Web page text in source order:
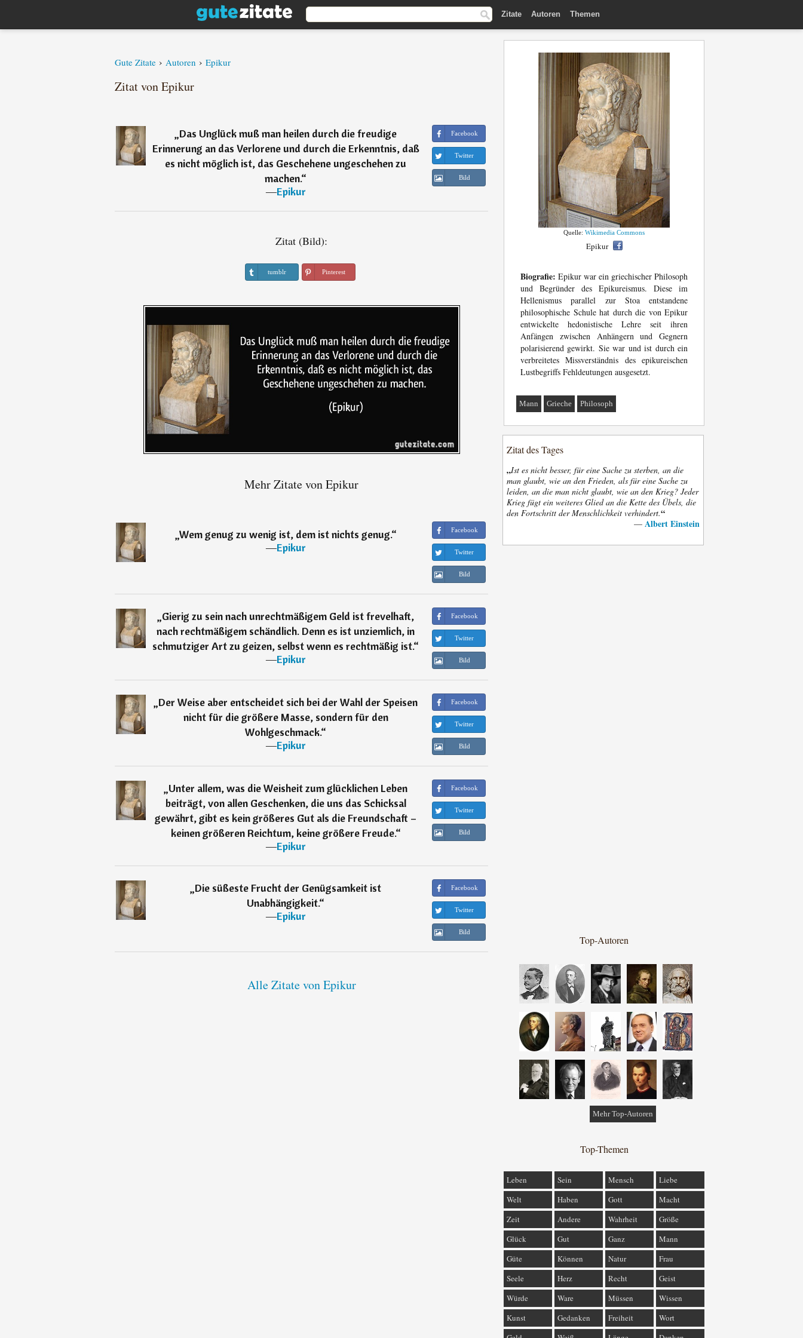
Zitate Autoren Themen
Gute Zitate › Autoren › Epikur
Zitat von Epikur
„Das Unglück muß man heilen durch die freudige
Erinnerung an das Verlorene und durch die Erkenntnis, daß
es nicht möglich ist, das Geschehene ungeschehen zu
machen.“
―Epikur
Facebook
Twitter
Bild
Zitat (Bild):
tumblr Pinterest
Mehr Zitate von Epikur
„Wem genug zu wenig ist, dem ist nichts genug.“
―Epikur
Facebook
Twitter
Bild
„Gierig zu sein nach unrechtmäßigem Geld ist frevelhaft,
nach rechtmäßigem schändlich. Denn es ist unziemlich, in
schmutziger Art zu geizen, selbst wenn es rechtmäßig ist.“
―Epikur
Facebook
Twitter
Bild
„Der Weise aber entscheidet sich bei der Wahl der Speisen
nicht für die größere Masse, sondern für den
Wohlgeschmack.“
―Epikur
Facebook
Twitter
Bild
„Unter allem, was die Weisheit zum glücklichen Leben
beiträgt, von allen Geschenken, die uns das Schicksal
gewährt, gibt es kein größeres Gut als die Freundschaft –
keinen größeren Reichtum, keine größere Freude.“
―Epikur
Facebook
Twitter
Bild
„Die süßeste Frucht der Genügsamkeit ist
Unabhängigkeit.“
―Epikur
Facebook
Twitter
Bild
Alle Zitate von Epikur
Quelle: Wikimedia Commons
Epikur
Biografie: Epikur war ein griechischer Philosoph
und Begründer des Epikureismus. Diese im
Hellenismus parallel zur Stoa entstandene
philosophische Schule hat durch die von Epikur
entwickelte hedonistische Lehre seit ihren
Anfängen zwischen Anhängern und Gegnern
polarisierend gewirkt. Sie war und ist durch ein
verbreitetes Missverständnis des epikureischen
Lustbegriffs Fehldeutungen ausgesetzt.
Mann Grieche Philosoph
Zitat des Tages
„Ist es nicht besser, für eine Sache zu sterben, an die
man glaubt, wie an den Frieden, als für eine Sache zu
leiden, an die man nicht glaubt, wie an den Krieg? Jeder
Krieg fügt ein weiteres Glied an die Kette des Übels, die
den Fortschritt der Menschlichkeit verhindert.“
— Albert Einstein
Top-Autoren
Mehr Top-Autoren
Top-Themen
Leben Sein Mensch
Liebe
Welt
Haben Gott
Macht
Zeit
Andere Wahrheit
Größe
Glück
Gut Ganz
Mann
Güte
Können Natur
Frau
Seele
Herz Recht
Geist
Würde
Ware Müssen
Wissen
Kunst
Gedanken Freiheit
Wort